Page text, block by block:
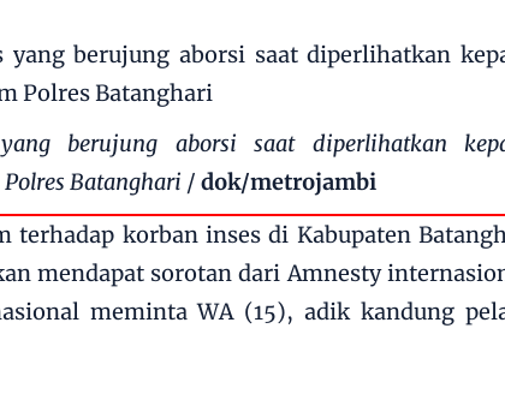
berujung aborsi saat diperlihatkan
Batanghari / dok/metrojambi
korban inses di Kabupaten
mendapat sorotan dari Amnesty
meminta WA (15), adik kandung